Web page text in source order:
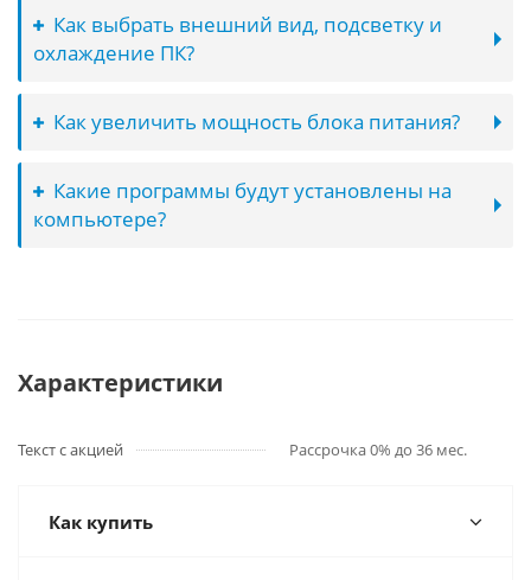
Как выбрать внешний вид, подсветку и
охлаждение ПК?
Как увеличить мощность блока питания?
Какие программы будут установлены на
компьютере?
Характеристики
Текст с акцией Рассрочка 0% до 36 мес.
Как купить